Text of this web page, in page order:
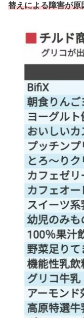
替えによる障害が原